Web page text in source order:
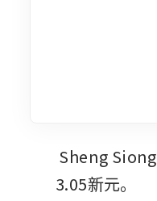
Sheng Siong
3.05新元。